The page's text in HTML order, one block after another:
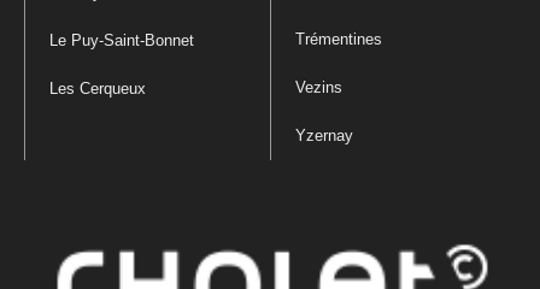
Le Puy-Saint-Bonnet
Les Cerqueux
Trémentines
Vezins
Yzernay